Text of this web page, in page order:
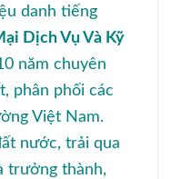
danh tiếng
Dịch Vụ Và Kỹ
năm chuyên
phân phối các
Việt Nam.
nước, trải qua
trưởng thành,